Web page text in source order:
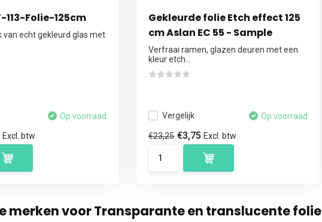
113-Folie-125cm
van echt gekleurd glas met
Op voorraad
Excl. btw
Gekleurde folie Etch effect 125
cm Aslan EC 55 - Sample
Verfraai ramen, glazen deuren met een
kleur etch...
Vergelijk Op voorraad
€23,25 €3,75 Excl. btw
merken voor Transparante en translucente folie